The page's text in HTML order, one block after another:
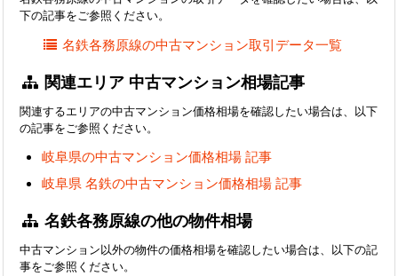
下の記事をご参照ください。
名鉄各務原線の中古マンション取引データ一覧
関連エリア 中古マンション相場記事
関連するエリアの中古マンション価格相場を確認したい場合は、以下
の記事をご参照ください。
岐阜県の中古マンション価格相場 記事
岐阜県 名鉄の中古マンション価格相場 記事
名鉄各務原線の他の物件相場
中古マンション以外の物件の価格相場を確認したい場合は、以下の記
事をご参照ください。